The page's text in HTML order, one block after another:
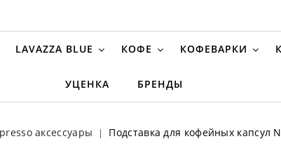
LAVAZZA BLUE КОФЕ КОФЕВАРКИ
УЦЕНКА БРЕНДЫ
аксессуары Подставка для кофейных капсул